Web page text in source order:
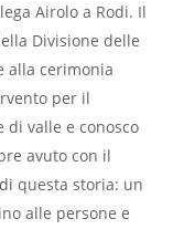
Airolo a Rodi. Il
Divisione delle
alla cerimonia
per il
valle e conosco
avuto con il
questa storia: un
alle persone e